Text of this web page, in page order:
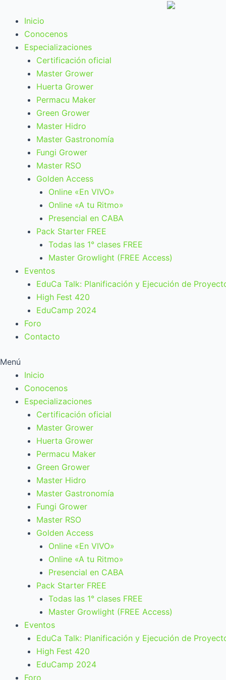
contenido
Inicio
Conocenos
Especializaciones
Certificación oficial
Master Grower
Huerta Grower
Permacu Maker
Green Grower
Master Hidro
Master Gastronomía
Fungi Grower
Master RSO
Golden Access
Online «En VIVO»
Online «A tu Ritmo»
Presencial en CABA
Pack Starter FREE
Todas las 1° clases FREE
Master Growlight (FREE Access)
Eventos
EduCa Talk: Planificación y Ejecución de
High Fest 420
EduCamp 2024
Foro
Contacto
Menú
Inicio
Conocenos
Especializaciones
Certificación oficial
Master Grower
Huerta Grower
Permacu Maker
Green Grower
Master Hidro
Master Gastronomía
Fungi Grower
Master RSO
Golden Access
Online «En VIVO»
Online «A tu Ritmo»
Presencial en CABA
Pack Starter FREE
Todas las 1° clases FREE
Master Growlight (FREE Access)
Eventos
EduCa Talk: Planificación y Ejecución de
High Fest 420
EduCamp 2024
Foro